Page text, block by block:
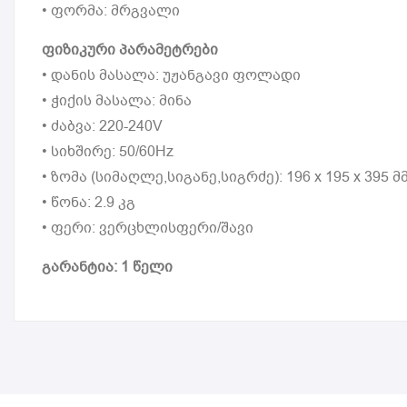
• ფორმა: მრგვალი
ფიზიკური პარამეტრები
• დანის მასალა: უჟანგავი ფოლადი
• ჭიქის მასალა: მინა
• ძაბვა: 220-240V
• სიხშირე: 50/60Hz
• ზომა (სიმაღლე,სიგანე,სიგრძე): 196 x 195 x 395
• წონა: 2.9 კგ
• ფერი: ვერცხლისფერი/შავი
გარანტია: 1 წელი